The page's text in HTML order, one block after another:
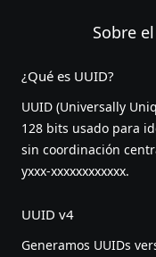
Sobre
¿Qué es UUID?
UUID (Universally
128 bits usado para
sin coordinación
yxxx-xxxxxxxxxxxx.
UUID v4
Generamos UUIDs